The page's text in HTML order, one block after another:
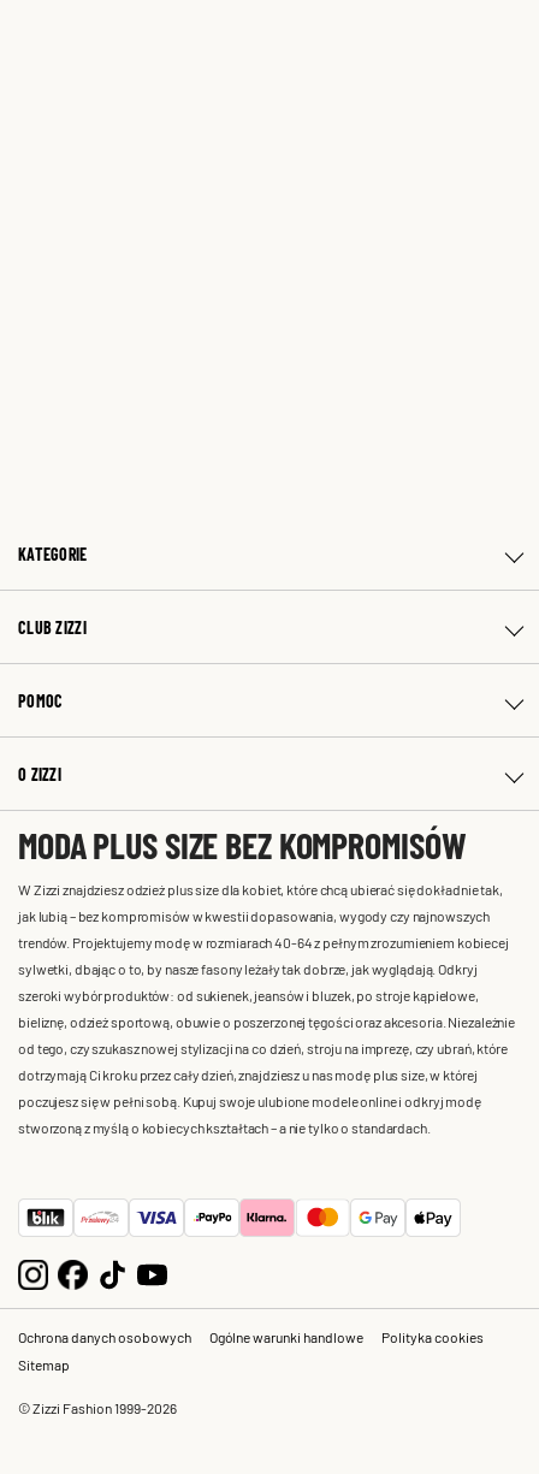
KATEGORIE
CLUB ZIZZI
POMOC
O ZIZZI
MODA PLUS SIZE BEZ KOMPROMISÓW
W Zizzi znajdziesz odzież plus size dla kobiet, które chcą ubierać się dokładnie tak,
jak lubią – bez kompromisów w kwestii dopasowania, wygody czy najnowszych
trendów. Projektujemy modę w rozmiarach 40-64 z pełnym zrozumieniem kobiecej
sylwetki, dbając o to, by nasze fasony leżały tak dobrze, jak wyglądają. Odkryj
szeroki wybór produktów: od sukienek, jeansów i bluzek, po stroje kąpielowe,
bieliznę, odzież sportową, obuwie o poszerzonej tęgości oraz akcesoria. Niezależnie
od tego, czy szukasz nowej stylizacji na co dzień, stroju na imprezę, czy ubrań, które
dotrzymają Ci kroku przez cały dzień, znajdziesz u nas modę plus size, w której
poczujesz się w pełni sobą. Kupuj swoje ulubione modele online i odkryj modę
stworzoną z myślą o kobiecych kształtach – a nie tylko o standardach.
Ochrona danych osobowych Ogólne warunki handlowe
Polityka cookies
Sitemap
© Zizzi Fashion 1999-2026